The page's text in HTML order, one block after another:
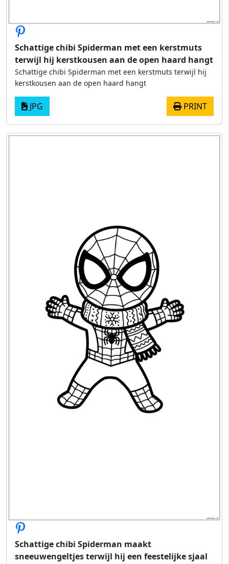
Schattige chibi Spiderman met een kerstmuts
terwijl hij kerstkousen aan de open haard hangt
Schattige chibi Spiderman met een kerstmuts terwijl hij
kerstkousen aan de open haard hangt
JPG PRINT
Schattige chibi Spiderman maakt
sneeuwengeltjes terwijl hij een feestelijke sjaal